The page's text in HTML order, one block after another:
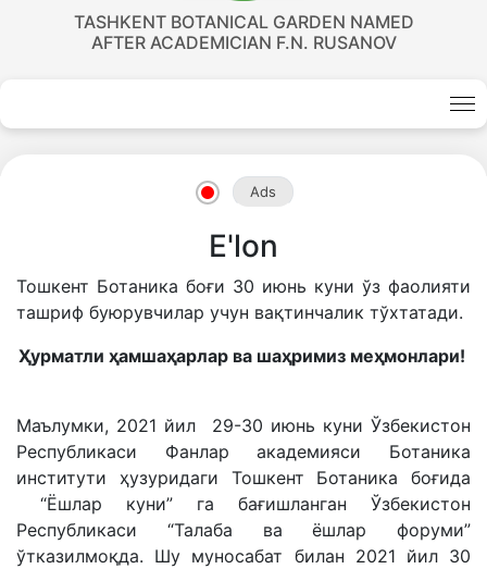
TASHKENT BOTANICAL GARDEN NAMED
AFTER ACADEMICIAN F.N. RUSANOV
Ads
E'lon
Тошкент Ботаника боғи 30 июнь куни ўз фаолияти
ташриф буюрувчилар учун вақтинчалик тўхтатади.
Ҳурматли ҳамшаҳарлар ва шаҳримиз меҳмонлари!
Маълумки, 2021 йил 29-30 июнь куни Ўзбекистон
Республикаси Фанлар академияси Ботаника
институти ҳузуридаги Тошкент Ботаника боғида
“Ёшлар куни” га бағишланган Ўзбекистон
Республикаси “Талаба ва ёшлар форуми”
ўтказилмоқда. Шу муносабат билан 2021 йил 30
Akademiklar
en
as
dasdasd
ETHNOBOTANY